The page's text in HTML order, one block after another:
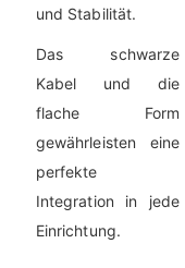
und Stabilität.
Das schwarze
Kabel und die
flache Form
gewährleisten eine
perfekte
Integration in jede
Einrichtung.